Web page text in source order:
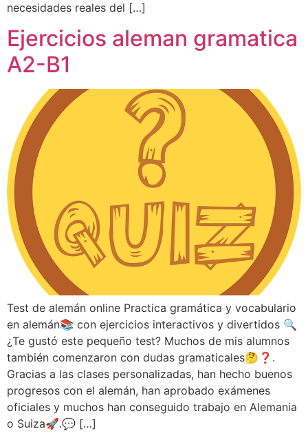
necesidades reales del […]
Ejercicios aleman gramatica
A2-B1
Test de alemán online Practica gramática y vocabulario
en alemán📚 con ejercicios interactivos y divertidos 🔍
¿Te gustó este pequeño test? Muchos de mis alumnos
también comenzaron con dudas gramaticales🤔❓.
Gracias a las clases personalizadas, han hecho buenos
progresos con el alemán, han aprobado exámenes
oficiales y muchos han conseguido trabajo en Alemania
o Suiza🚀.💬 […]